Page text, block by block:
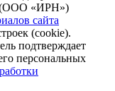
(ООО «ИРН»)
сайта
(cookie).
подтверждает
персональных